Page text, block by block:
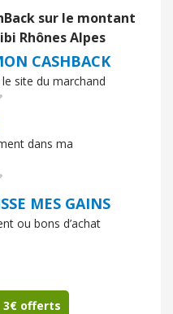
lorsque l'on va à
qui sont toujours très
animaux.
sur le montant
Rhônes Alpes
CASHBACK
site du marchand
dans ma
MES GAINS
ou bons d’achat
3€ offerts